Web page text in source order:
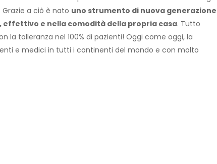
a ciò è nato uno strumento di nuova generazione
effettivo e nella comodità della propria casa. Tutto
tolleranza nel 100% di pazienti! Oggi come oggi, la
e medici in tutti i continenti del mondo e con molto